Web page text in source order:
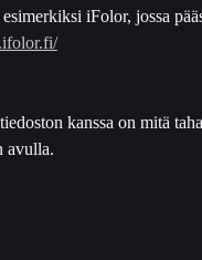
iFolor, jossa
kanssa on mitä
avulla.